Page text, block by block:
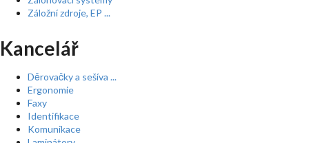
Záložní zdroje, EP ...
Kancelář
Děrovačky a sešíva ...
Ergonomie
Faxy
Identifikace
Komunikace